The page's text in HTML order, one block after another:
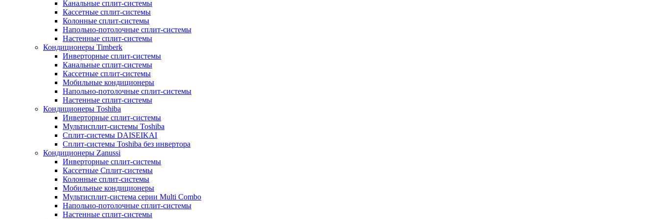
Канальные сплит-системы
Кассетные сплит-системы
Колонные сплит-системы
Напольно-потолочные сплит-системы
Настенные сплит-системы
Кондиционеры Timberk
Инверторные сплит-системы
Канальные сплит-системы
Кассетные сплит-системы
Мобильные кондиционеры
Напольно-потолочные сплит-системы
Настенные сплит-системы
Кондиционеры Toshiba
Инверторные сплит-системы
Мультисплит-системы Toshiba
Сплит-системы DAISEIKAI
Сплит-системы Toshiba без инвертора
Кондиционеры Zanussi
Инверторные сплит-системы
Кассетные Сплит-системы
Колонные сплит-системы
Мобильные кондиционеры
Мультисплит-система серии Multi Combo
Напольно-потолочные сплит-системы
Настенные сплит-системы